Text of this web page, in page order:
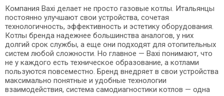
Компания Baxi делает не просто газовые котлы. Итальянцы
постоянно улучшают свои устройства, сочетая
технологичность, эффективность и эстетику оборудования.
Котлы бренда надежнее большинства аналогов, у них
долгий срок службы, а еще они подходят для отопительных
систем любой сложности. Но главное — Baxi понимают, что
не у каждого есть техническое образование, а котлами
пользуются повсеместно. Бренд внедряет в свои устройства
максимально понятные и удобные технологии
взаимодействия, система самодиагностики котлов — одна